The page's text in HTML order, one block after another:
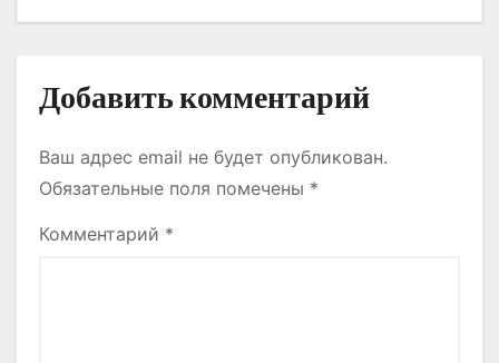
ҚҰРЫЛЫС БАРЫСЫМЕН
Добавить комментарий
Ваш адрес email не будет опубликован.
Обязательные поля помечены *
Комментарий *